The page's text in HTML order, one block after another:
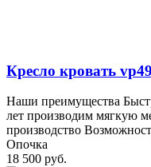
Кресло кровать
Наши преимущества
лет производим мягкую
производство
Опочка
18 500 руб.